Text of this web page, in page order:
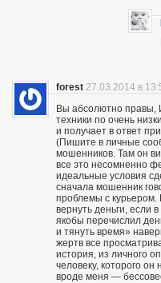
forest 27.03.2014 в
Вы абсолютно правы,
техники по очень
и получает в ответ
(Пишите в личные
мошенников. Там он
все это несомненно
идеальные условия
сначала мошенник
проблемы с курьером.
вернуть деньги, если
якобы перечислил
и тянуть время»
жертв все
история, из личного
человеку, которого
вроде меня —